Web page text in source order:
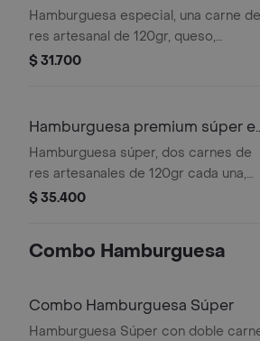
en combo
Hamburguesa especial, una carne de
res artesanal de 120gr, queso,
tocineta, ensalada de repollo con
roja, rosada y piña, papas a la
francesa y gaseosa 250ml. Nuestras
ensaladas y salsas van aparte.
$ 31.700
Hamburguesa premium súper
combo
Hamburguesa súper, dos carnes de
res artesanales de 120gr cada una,
dos quesos, tocineta, ensalada de
papa, salsa de la casa, roja, rosada y
250ml. Nuestras ensaladas y salsas
$ 35.400
Combo Hamburguesa
Combo Hamburguesa Súper
Hamburguesa Súper con doble